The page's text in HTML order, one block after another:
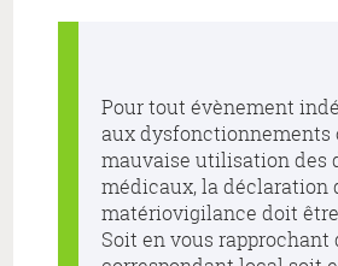
Pour tout évènement
aux dysfonctionnements
mauvaise utilisation des
médicaux, la déclaration
matériovigilance doit
Soit en vous rapprochant